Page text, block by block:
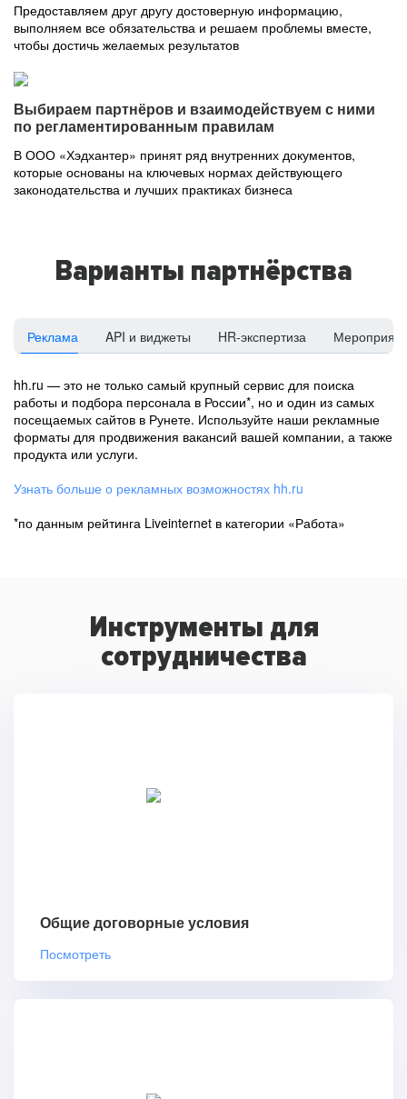
Предоставляем друг другу достоверную информацию,
выполняем все обязательства и решаем проблемы вместе,
чтобы достичь желаемых результатов
Выбираем партнёров и взаимодействуем с ними
по регламентированным правилам
В ООО «Хэдхантер» принят ряд внутренних документов,
которые основаны на ключевых нормах действующего
законодательства и лучших практиках бизнеса
Варианты партнёрства
Реклама API и виджеты HR-экспертиза
hh.ru — это не только самый крупный сервис для поиска
работы и подбора персонала в России*, но и один из самых
посещаемых сайтов в Рунете. Используйте наши рекламные
форматы для продвижения вакансий вашей компании, а также
продукта или услуги.
Узнать больше о рекламных возможностях hh.ru
*по данным рейтинга Liveinternet в категории «Работа»
Инструменты для
сотрудничества
Общие договорные условия
Посмотреть